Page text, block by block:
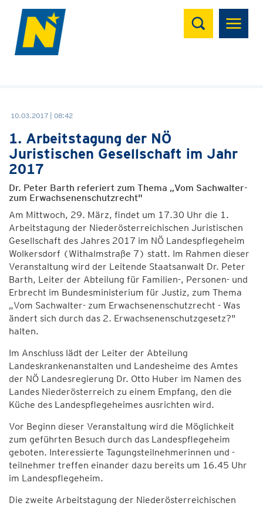
Suchen
10.03.2017 | 08:42
1. Arbeitstagung der NÖ
Juristischen Gesellschaft im Jahr
2017
Dr. Peter Barth referiert zum Thema „Vom Sachwalter-
zum Erwachsenenschutzrecht"
Am Mittwoch, 29. März, findet um 17.30 Uhr die 1.
Arbeitstagung der Niederösterreichischen Juristischen
Gesellschaft des Jahres 2017 im NÖ Landespflegeheim
Wolkersdorf (Withalmstraße 7) statt. Im Rahmen dieser
Veranstaltung wird der Leitende Staatsanwalt Dr. Peter
Barth, Leiter der Abteilung für Familien-, Personen- und
Erbrecht im Bundesministerium für Justiz, zum Thema
„Vom Sachwalter- zum Erwachsenenschutzrecht - Was
ändert sich durch das 2. Erwachsenenschutzgesetz?"
halten.
Im Anschluss lädt der Leiter der Abteilung
Landeskrankenanstalten und Landesheime des Amtes
der NÖ Landesregierung Dr. Otto Huber im Namen des
Landes Niederösterreich zu einem Empfang, den die
Küche des Landespflegeheimes ausrichten wird.
Vor Beginn dieser Veranstaltung wird die Möglichkeit
zum geführten Besuch durch das Landespflegeheim
geboten. Interessierte Tagungsteilnehmerinnen und -
teilnehmer treffen einander dazu bereits um 16.45 Uhr
im Landespflegeheim.
Die zweite Arbeitstagung der Niederösterreichischen